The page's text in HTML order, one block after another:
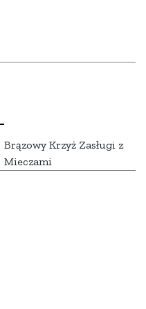
Brązowy Krzyż Zasługi z
Mieczami